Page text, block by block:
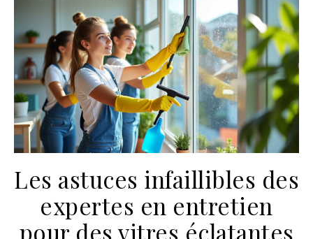
Les astuces infaillibles des
expertes en entretien
pour des vitres éclatantes